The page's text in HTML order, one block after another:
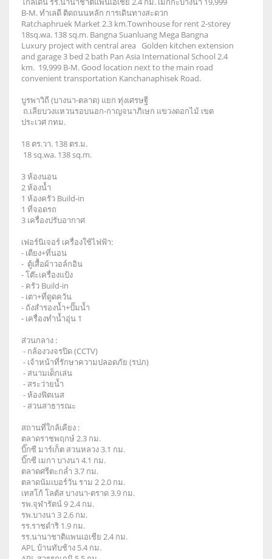
B-M. ทำเลดี ติดถนนหลัก การเดินทางสะดวก
Ratchaphruek Market 2.3 km.Townhouse for rent 2-storey
18sq.wa. 138 sq.m. Bangna Suanluang Mega Bangna
Luxury project with central area Golden kitchen extension
and garage 3 bed 2 bath Pan Asia International School 2.4
km. 19,999 B-M. Good location next to the main road
convenient transportation Kanchanaphisek Road.
บูรพาวิถี (บางนา-ตลาด) แยก ทุ่งเศรษฐี
ถ.เลียบวงแหวนรอบนอก-กาญจนาภิเษก แขวงดอกไม้ เขต
ประเวศ กทม.
18 ตร.วา. 138 ตร.ม.
18 sq.wa. 138 sq.m.
3 ห้องนอน
2 ห้องน้ำ
1 ห้องครัว Build-in
1 ที่จอดรถ
3 เครื่องปรับอากาศ
เฟอร์นิเจอร์ เครื่องใช้ไฟฟ้า:
- เตียง+ที่นอน
- ตู้เสื้อผ้าวอล์กอิน
- โต๊ะเครื่องแป้ง
- ครัว Build-in
- เตา+ที่ดูดควัน
- ถังสำรองน้ำ+ปั๊มน้ำ
- เครื่องทำน้ำอุ่น 1
ส่วนกลาง :
- กล้องวงจรปิด (CCTV)
- เจ้าหน้าที่รักษาความปลอดภัย (รปภ)
- สนามเด็กเล่น
- สระว่ายน้ำ
- ห้องฟิตเนส
- สวนสาธารณะ
สถานที่ใกล้เคียง :
ตลาดราชพฤกษ์ 2.3 กม.
บิ๊กซี มาร์เก็ต สวนหลวง 3.1 กม.
บิ๊กซี เมกา บางนา 4.1 กม.
ตลาดศรีตะกล่ำ 3.7 กม.
ตลาดนัมเบอร์วัน ราม 2 2.0 กม.
เทสโก้ โลตัส บางนา-ตราด 3.9 กม.
รพ.จุฬารัตน์ 9 2.4 กม.
รพ.บางนา 3 2.6 กม.
รร.ราชดำริ 1.9 กม.
รร.นานาชาติแพนเอเชีย 2.4 กม.
APL บ้านทับช้าง 5.4 กม.